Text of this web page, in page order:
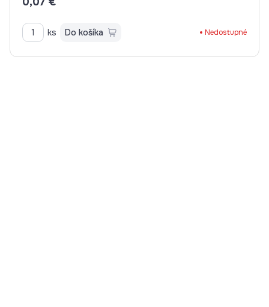
ks Do košíka Nedostupné